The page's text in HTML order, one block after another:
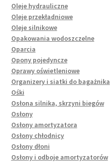
Oleje hydrauliczne
Oleje przekładniowe
Oleje silnikowe
Opakowania wodoszczelne
Oparcia
Opony pojedyncze
Oprawy oświetleniowe
Organizery i siatki do bagażnika
Ośki
Osłona silnika, skrzyni biegów
Osłony
Osłony amortyzatora
Osłony chłodnicy
Osłony dłoni
Osłony i odboje amortyzatorów